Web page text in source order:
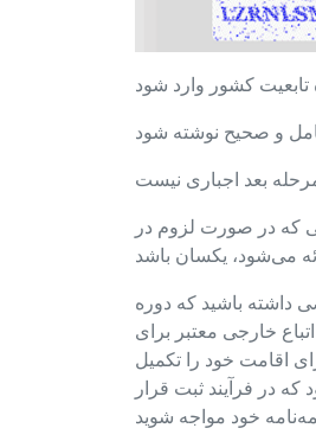
که در صورت لزوم در
داشته باشید که دوره
خارجی معتبر برای
اقامت خود را تکمیل
در فرآیند ثبت قرار